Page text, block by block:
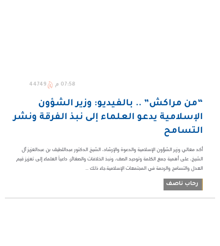
07:58 م 44749
“من مراكش” .. بالفيديو: وزير الشؤون
الإسلامية يدعو العلماء إلى نبذ الفرقة ونشر
التسامح
أكد معالي وزير الشؤون الإسلامية والدعوة والإرشاد، الشيخ الدكتور عبداللطيف بن عبدالعزيز آل
الشيخ، على أهمية جمع الكلمة وتوحيد الصف، ونبذ الخلافات والصغائر، داعياً العلماء إلى تعزيز قيم
العدل والتسامح والرحمة في المجتمعات الإسلامية.جاء ذلك ...
رحاب ناصف